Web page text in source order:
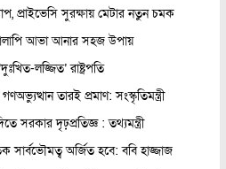
প্রাইভেসি সুরক্ষায় মেটার নতুন চমক
আভা আনার সহজ উপায়
লজ্জিত’ রাষ্ট্রপতি
তারই প্রমাণ: সংস্কৃতিমন্ত্রী
সরকার দৃঢ়প্রতিজ্ঞ : তথ্যমন্ত্রী
সার্বভৌমত্ব অর্জিত হবে: ববি হাজ্জাজ